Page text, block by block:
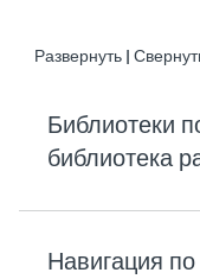
Развернуть |
Библиотеки
библиотека
Библиотека
Навигация